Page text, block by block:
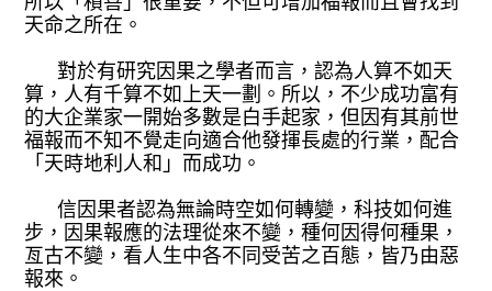
天命之所在。
對於有研究因果之學者而言，認為人算不如天
算，人有千算不如上天一劃。所以，不少成功富有
的大企業家一開始多數是白手起家，但因有其前世
福報而不知不覺走向適合他發揮長處的行業，配合
「天時地利人和」而成功。
信因果者認為無論時空如何轉變，科技如何進
步，因果報應的法理從來不變，種何因得何種果，
亙古不變，看人生中各不同受苦之百態，皆乃由惡
報來。